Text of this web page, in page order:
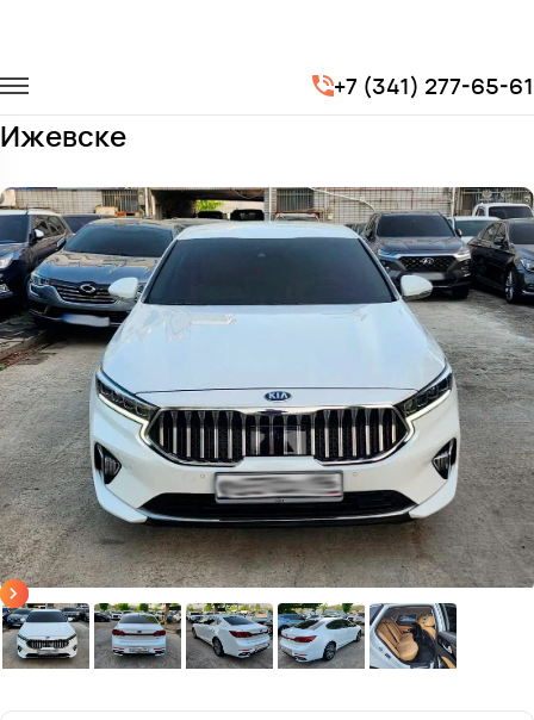
+7 (341) 277-65-61
Легковые автомобили
Заказать KIA K7 с водителем в
Ижевске